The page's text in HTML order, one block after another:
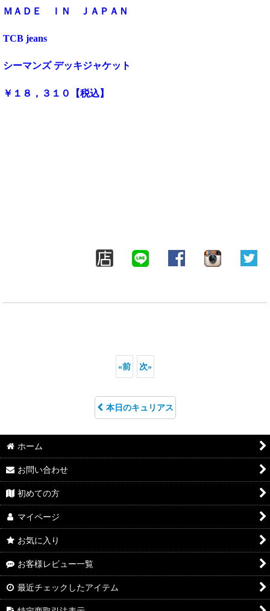
ＭＡＤＥ ＩＮ ＪＡＰＡＮ
TCB jeans
シーマンズ デッキジャケット
￥１８，３１０【税込】
«前 次»
本日のキュリアス
ホーム
お問い合わせ
初めての方
マイページ
お気に入り
お客様レビュー一覧
最近チェックしたアイテム